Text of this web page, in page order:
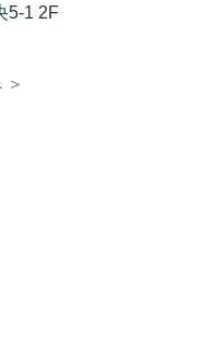
5-1 2F
＞